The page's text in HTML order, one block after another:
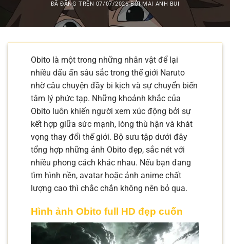
ĐÃ ĐĂNG TRÊN 07/07/2026 BỞIMAI ANH BUI
Obito là một trong những nhân vật để lại
nhiều dấu ấn sâu sắc trong thế giới Naruto
nhờ câu chuyện đầy bi kịch và sự chuyển biến
tâm lý phức tạp. Những khoảnh khắc của
Obito luôn khiến người xem xúc động bởi sự
kết hợp giữa sức mạnh, lòng thù hận và khát
vọng thay đổi thế giới. Bộ sưu tập dưới đây
tổng hợp những ảnh Obito đẹp, sắc nét với
nhiều phong cách khác nhau. Nếu bạn đang
tìm hình nền, avatar hoặc ảnh anime chất
lượng cao thì chắc chắn không nên bỏ qua.
Hình ảnh Obito full HD đẹp cuốn